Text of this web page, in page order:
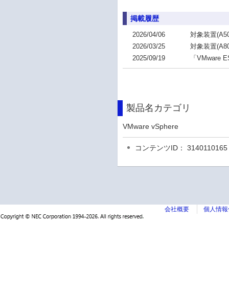
掲載履歴
2026/04/06
対象装置
2026/03/25
対象装置
2025/09/19
「VMware
製品名カテゴリ
VMware vSphere
コンテンツID： 3140110165
会社概要 個人情